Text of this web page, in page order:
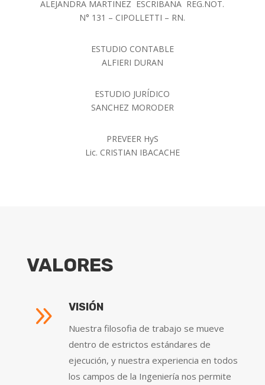
ALEJANDRA MARTINEZ ESCRIBANA REG.NOT.
N° 131 – CIPOLLETTI – RN.
ESTUDIO CONTABLE
ALFIERI DURAN
ESTUDIO JURÍDICO
SANCHEZ MORODER
PREVEER HyS
Lic. CRISTIAN IBACACHE
VALORES
9 VISIÓN
Nuestra filosofia de trabajo se mueve
dentro de estrictos estándares de
ejecución, y nuestra experiencia en todos
los campos de la Ingeniería nos permite